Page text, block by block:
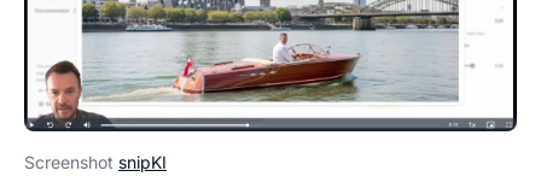
Screenshot snipKI